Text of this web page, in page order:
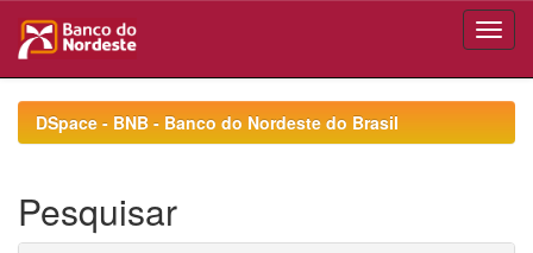
navigationDSpace - BNB - Banco do Nordeste do Brasil
Pesquisar